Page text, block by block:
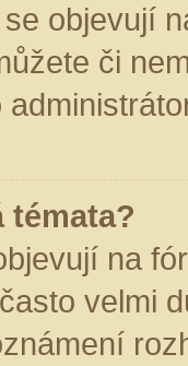
objevují
či
témata?
na
velmi